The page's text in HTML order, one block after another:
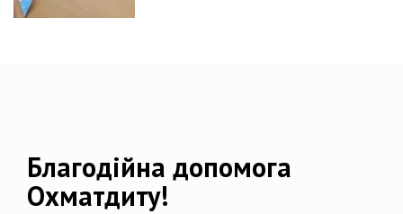
Благодійна допомога
Охматдиту!